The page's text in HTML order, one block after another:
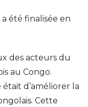
été finalisée en
des acteurs du
au Congo.
d’améliorer la
Cette